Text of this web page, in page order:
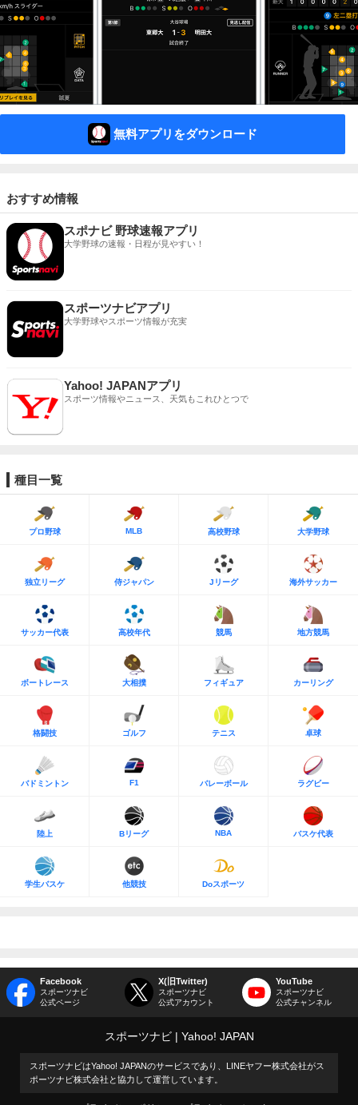
無料アプリをダウンロード
おすすめ情報
スポナビ 野球速報アプリ
大学野球の速報・日程が見やすい！
スポーツナビアプリ
大学野球やスポーツ情報が充実
Yahoo! JAPANアプリ
スポーツ情報やニュース、天気もこれひとつで
種目一覧
プロ野球 MLB 高校野球 大学野球
独立リーグ 侍ジャパン Jリーグ 海外サッカー
サッカー代表 高校年代 競馬 地方競馬
ボートレース 大相撲 フィギュア カーリング
格闘技 ゴルフ テニス 卓球
バドミントン F1 バレーボール ラグビー
陸上 Bリーグ NBA バスケ代表
学生バスケ 他競技 Doスポーツ
Facebook
スポーツナビ
公式ページ
X(旧Twitter)
スポーツナビ
公式アカウント
YouTube
スポーツナビ
公式チャンネル
スポーツナビ Yahoo! JAPAN
スポーツナビはYahoo! JAPANのサービスであり、LINEヤフー株式会社がス
ポーツナビ株式会社と協力して運営しています。